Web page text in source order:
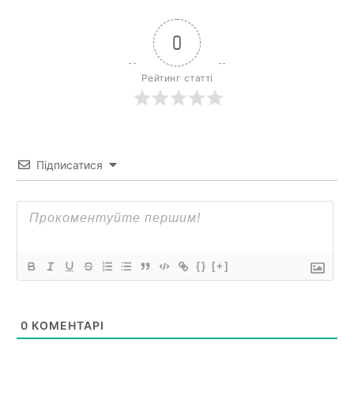
0
Рейтинг статті
Підписатися
{} [+]
0 КОМЕНТАРІ